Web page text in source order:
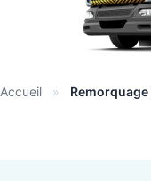
Accueil »